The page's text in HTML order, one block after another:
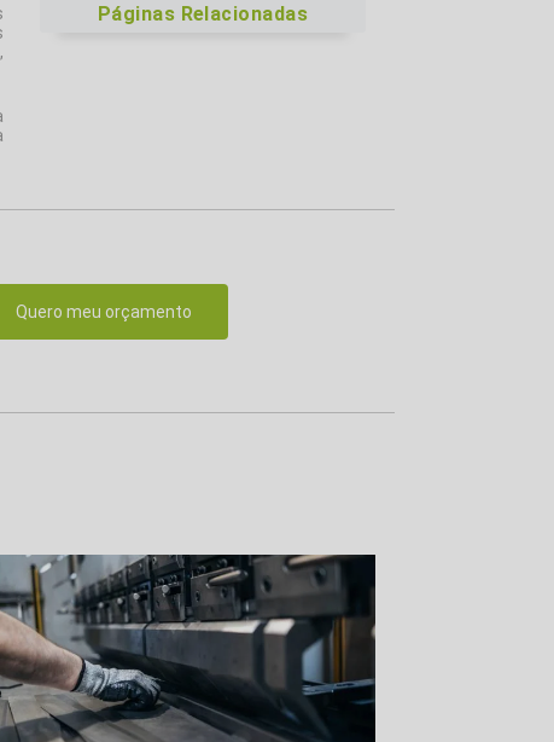
Páginas Relacionadas
Quero meu orçamento